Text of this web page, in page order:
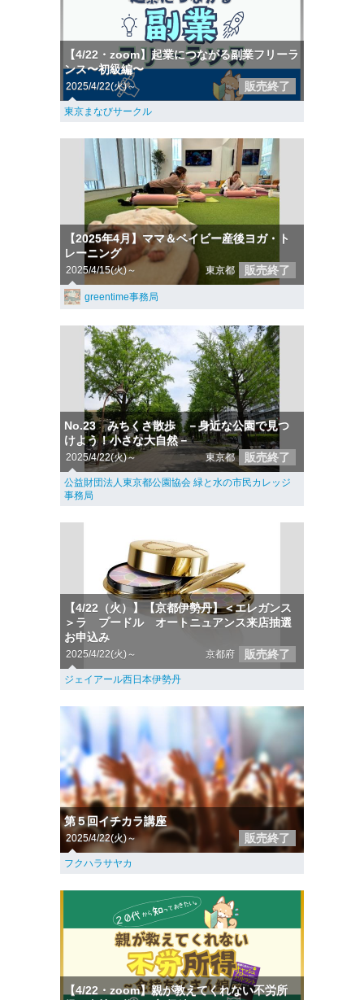
【4/22・zoom】起業につながる副業フリーラ
ンス〜初級編〜
2025/4/22(火)～ 販売終了
東京まなびサークル
【2025年4月】ママ＆ベイビー産後ヨガ・ト
レーニング
2025/4/15(火)～ 東京都 販売終了
greentime事務局
No.23 みちくさ散歩 －身近な公園で見つ
けよう！小さな大自然－
2025/4/22(火)～ 東京都 販売終了
公益財団法人東京都公園協会 緑と水の市民カレッジ
事務局
【4/22（火）】【京都伊勢丹】＜エレガンス
＞ラ プードル オートニュアンス来店抽選
お申込み
2025/4/22(火)～ 京都府 販売終了
ジェイアール西日本伊勢丹
第５回イチカラ講座
2025/4/22(火)～ 販売終了
フクハラサヤカ
【4/22・zoom】親が教えてくれない不労所